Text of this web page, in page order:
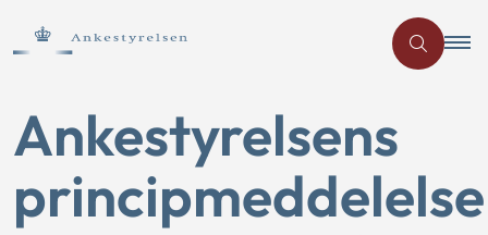
Ankestyrelsens
principmeddelelse